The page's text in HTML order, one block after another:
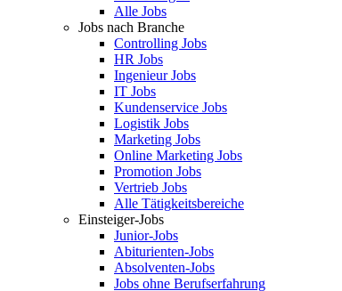
Alle Jobs
Jobs nach Branche
Controlling Jobs
HR Jobs
Ingenieur Jobs
IT Jobs
Kundenservice Jobs
Logistik Jobs
Marketing Jobs
Online Marketing Jobs
Promotion Jobs
Vertrieb Jobs
Alle Tätigkeitsbereiche
Einsteiger-Jobs
Junior-Jobs
Abiturienten-Jobs
Absolventen-Jobs
Jobs ohne Berufserfahrung